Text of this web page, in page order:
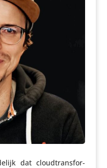
dat cloud­trans­for­